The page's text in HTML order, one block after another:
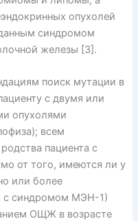
опухолей
синдромом
железы [3].
поиск мутации в
с двумя или
опухолями
всем
пациента с
от того, имеются ли у
или более
с синдромом МЭН-1)
ОЩЖ в возрасте